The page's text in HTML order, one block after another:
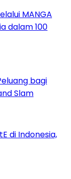
MANGA
dalam 100
bagi
Slam
di Indonesia,